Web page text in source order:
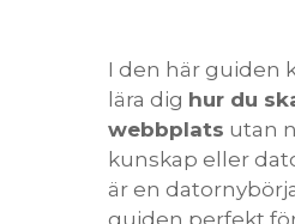
I den här guiden
lära dig hur du
webbplats utan
kunskap eller
är en
guiden perfekt